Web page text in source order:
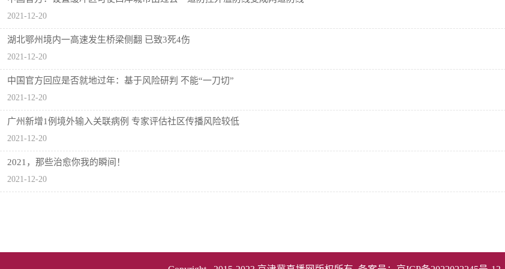
2021-12-20
湖北鄂州境内一高速发生桥梁侧翻 已致3死4伤
2021-12-20
中国官方回应是否就地过年：基于风险研判 不能“一刀切”
2021-12-20
广州新增1例境外输入关联病例 专家评估社区传播风险较低
2021-12-20
2021，那些治愈你我的瞬间！
2021-12-20